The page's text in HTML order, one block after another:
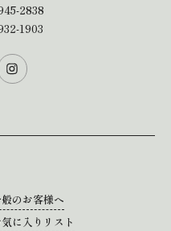
2838
1903
のお客様へ
に入りリスト